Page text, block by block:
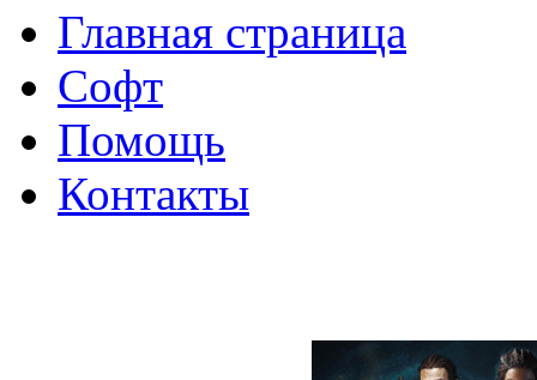
Главная страница
Софт
Помощь
Контакты